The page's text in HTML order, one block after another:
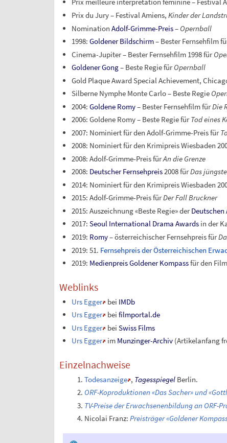
Prix meilleure interpretation féminine – Festival
Prix du Jury – Festival Amiens,Kinder der
NominationAdolf-Grimme-Preis– Opernball
1998:Goldener Bildschirm– Bester Fernsehfilm
Cinema-Jupiter – Bester Fernsehfilm 1998 für
Goldener Gong– Beste Regie fürOpernball
Gold Plaque Award Special Achievement,
Silberne Nymphe Monte Carlo – Beste Regie
2004:Goldene Romy– Bester Fernsehfilm fürDie
2006: Goldene Romy – Beste Regie fürTod eines
2007: Nominiert für den Adolf-Grimme-Preis für
2008: Nominiert für den Krimipreis Wiesbaden
2008: Adolf-Grimme-Preis fürAn die Grenze
2008: Deutscher Fernsehpreis2008 fürDas
2014: Nominiert für den Krimipreis Wiesbaden
2015: Adolf-Grimme-Preis fürDer Fall Bruckner
2015: Auszeichnung «Beste Regie» derDeutschen
2017:Seoul International Drama Awards in der
2019: Romy– österreichischer Fernsehpreis für
2019: 51. Fernsehpreis der Österreichischen
2019: Medienpreis Goldener Kompassfür den
Weblinks
Urs Egger bei IMDb
Urs Egger beifilmportal.de
Urs Egger beiSwiss Films
Urs Egger im Munzinger-Archiv (Artikelanfang
Einzelnachweise
Todesanzeige , TagesspiegelBerlin.
ORF-Koproduktionen «Das Sacher» und
TV-Preise der Erwachsenenbildung an ORF-
Nicolai Franz: Preisträger «Goldener